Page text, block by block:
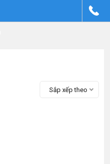
Sắp xếp theo